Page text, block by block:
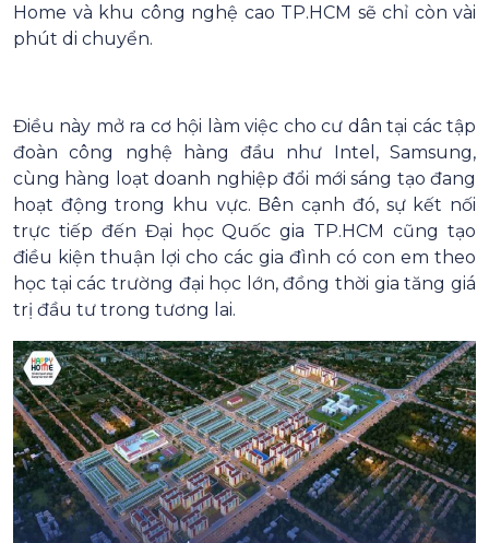
Home và khu công nghệ cao TP.HCM sẽ chỉ còn vài
phút di chuyển.
Điều này mở ra cơ hội làm việc cho cư dân tại các tập
đoàn công nghệ hàng đầu như Intel, Samsung,
cùng hàng loạt doanh nghiệp đổi mới sáng tạo đang
hoạt động trong khu vực. Bên cạnh đó, sự kết nối
trực tiếp đến Đại học Quốc gia TP.HCM cũng tạo
điều kiện thuận lợi cho các gia đình có con em theo
học tại các trường đại học lớn, đồng thời gia tăng giá
trị đầu tư trong tương lai.